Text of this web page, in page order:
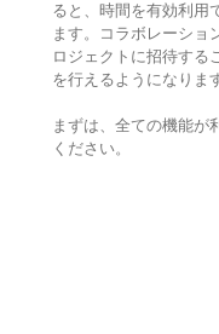
ると、時間を有効利用
ます。コラボレーショ
ロジェクトに招待する
を行えるようになりま
まずは、全ての機能が
ください。